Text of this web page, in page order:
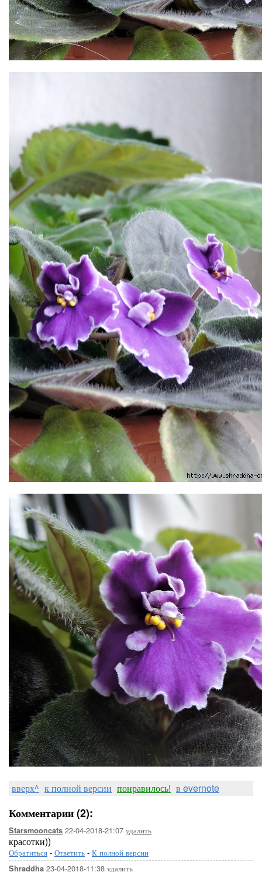
вверх^ к полной версии понравилось! в evernote
Комментарии (2):
Starsmooncats 22-04-2018-21:07 удалить
красотки))
Обратиться - Ответить - К полной версии
Shraddha 23-04-2018-11:38 удалить